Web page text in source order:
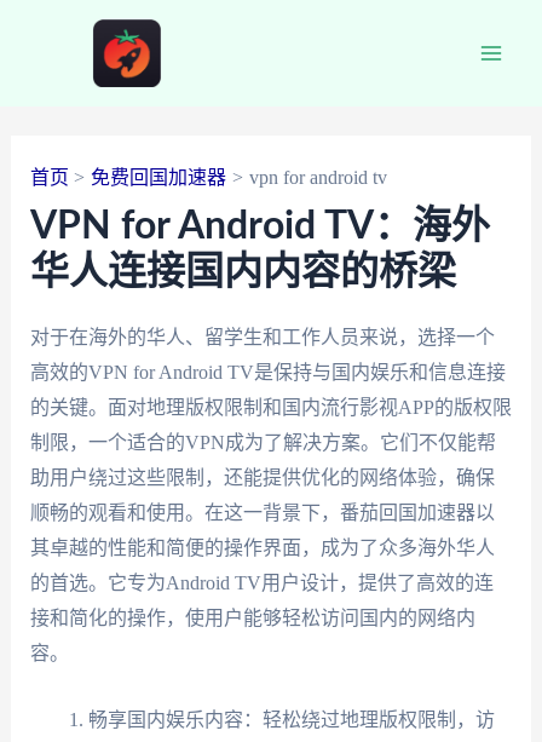
首页 免费回国加速器 vpn for android tv
VPN for Android TV：海外
华人连接国内内容的桥梁
对于在海外的华人、留学生和工作人员来说，选择一个
高效的VPN for Android TV是保持与国内娱乐和信息连接
的关键。面对地理版权限制和国内流行影视APP的版权限
制限，一个适合的VPN成为了解决方案。它们不仅能帮
助用户绕过这些限制，还能提供优化的网络体验，确保
顺畅的观看和使用。在这一背景下，番茄回国加速器以
其卓越的性能和简便的操作界面，成为了众多海外华人
的首选。它专为Android TV用户设计，提供了高效的连
接和简化的操作，使用户能够轻松访问国内的网络内
容。
畅享国内娱乐内容：轻松绕过地理版权限制，访